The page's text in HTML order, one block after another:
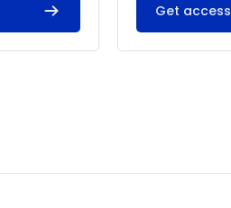
Get access